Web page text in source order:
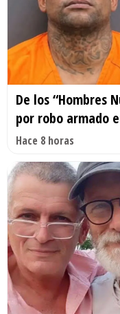
De los “Hombres
por robo armado
Hace 8 horas